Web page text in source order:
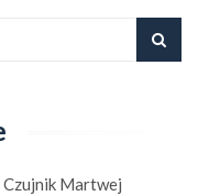
Czujnik Martwej